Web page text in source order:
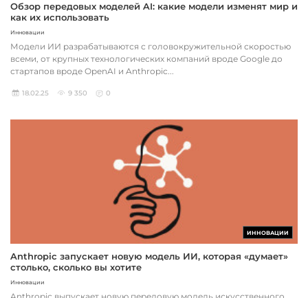
Обзор передовых моделей AI: какие модели изменят мир и
как их использовать
Инновации
Модели ИИ разрабатываются с головокружительной скоростью
всеми, от крупных технологических компаний вроде Google до
стартапов вроде OpenAI и Anthropic...
18.02.25 9 350 0
ИННОВАЦИИ
Anthropic запускает новую модель ИИ, которая «думает»
столько, сколько вы хотите
Инновации